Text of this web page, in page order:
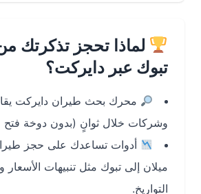
لماذا تحجز تذكرتك من
تبوك عبر دايركت؟
محرك بحث طيران دايركت يقارن
وشركات خلال ثوانٍ (بدون دوخة فتح مواقع
أدوات تساعدك على حجز طيران
ميلان إلى تبوك مثل تنبيهات الأسعار
التواريخ.